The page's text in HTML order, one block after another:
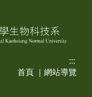
:::
首頁
網站導覽